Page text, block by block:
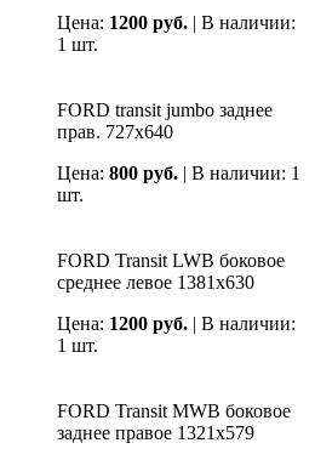
Цена: 1200 руб. | В наличии:
1 шт.
FORD transit jumbo заднее
прав. 727х640
Цена: 800 руб. | В наличии: 1
шт.
FORD Transit LWB боковое
среднее левое 1381х630
Цена: 1200 руб. | В наличии:
1 шт.
FORD Transit MWB боковое
заднее правое 1321х579